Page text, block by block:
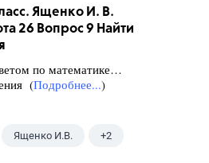
Ященко И. В.
26 Вопрос 9 Найти
по математике…
(Подробнее...)
Ященко И.В. +2